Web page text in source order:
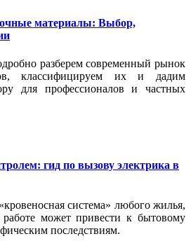
материалы: Выбор,
разберем современный рынок
классифицируем их и дадим
для профессионалов и частных
гид по вызову электрика в
система» любого жилья,
может привести к бытовому
последствиям.